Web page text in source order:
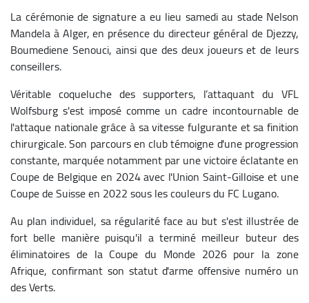
La cérémonie de signature a eu lieu samedi au stade Nelson
Mandela à Alger, en présence du directeur général de Djezzy,
Boumediene Senouci, ainsi que des deux joueurs et de leurs
conseillers.
Véritable coqueluche des supporters, l’attaquant du VFL
Wolfsburg s'est imposé comme un cadre incontournable de
l'attaque nationale grâce à sa vitesse fulgurante et sa finition
chirurgicale. Son parcours en club témoigne d'une progression
constante, marquée notamment par une victoire éclatante en
Coupe de Belgique en 2024 avec l'Union Saint-Gilloise et une
Coupe de Suisse en 2022 sous les couleurs du FC Lugano.
Au plan individuel, sa régularité face au but s'est illustrée de
fort belle manière puisqu'il a terminé meilleur buteur des
éliminatoires de la Coupe du Monde 2026 pour la zone
Afrique, confirmant son statut d'arme offensive numéro un
des Verts.